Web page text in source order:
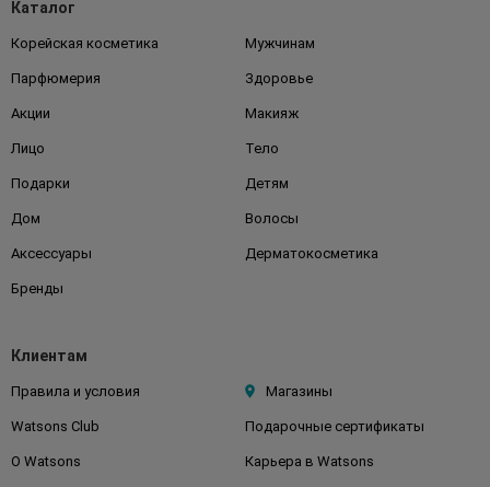
Каталог
Корейская косметика Мужчинам
Парфюмерия Здоровье
Акции Макияж
Лицо Тело
Подарки Детям
Дом Волосы
Аксессуары Дерматокосметика
Бренды
Клиентам
Правила и условия Магазины
Watsons Club Подарочные сертификаты
О Watsons Карьера в Watsons